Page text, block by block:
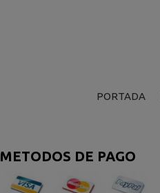
PORTADA
METODOS DE PAGO